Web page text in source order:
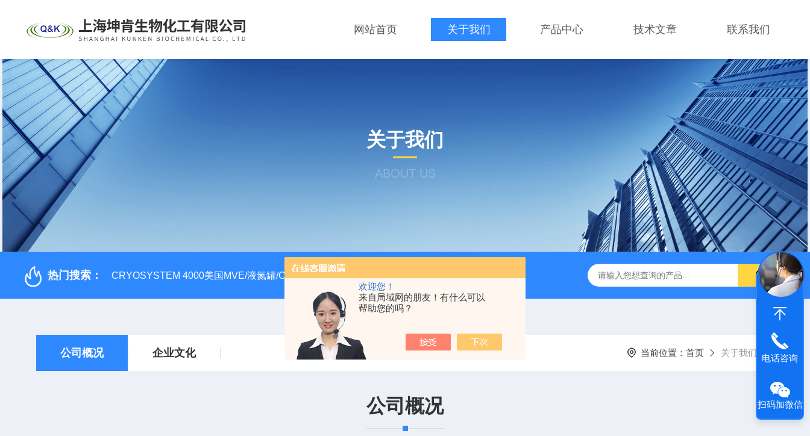
欢迎您！
来自局域网的朋友！有什么可以
帮助您的吗？
网站首页 关于我们 产品中心 技术文章 联系我们
关于我们
ABOUT US
热门搜索： CRYOSYSTEM 4000美国MVE/液氮罐/CRYOSYSTEM 4000 美国Corning 384孔细胞培养板 安捷伦Agilent色谱柱清单1 产品价格
公司概况 企业文化 当前位置： 首页 关于我们
公司概况
电话咨询
扫码加微信